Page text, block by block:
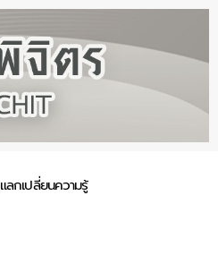
แลกเปลี่ยนความรู้